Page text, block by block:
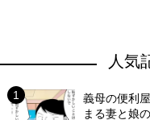
人気
義母の便利
まる妻と娘